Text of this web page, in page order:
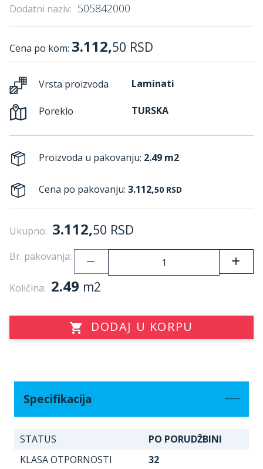
Dodatni naziv: 505842000
Cena po kom: 3.112,50 RSD
Vrsta proizvoda Laminati
Poreklo TURSKA
Proizvoda u pakovanju: 2.49 m2
Cena po pakovanju: 3.112,50 RSD
Ukupno: 3.112,50 RSD
Br. pakovanja:
Količina: 2.49 m2
DODAJ U KORPU
Specifikacija
STATUS
PO PORUDŽBINI
KLASA OTPORNOSTI
32